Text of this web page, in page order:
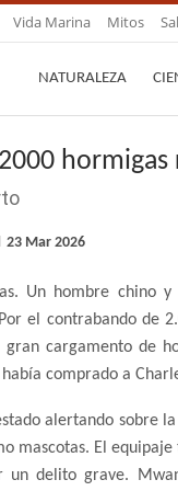
Vida Marina Mitos
NATURALEZA
hormigas
23 Mar 2026
Un hombre chino
el contrabando de
cargamento de
comprado a
alertando sobre
mascotas. El
un delito grave.